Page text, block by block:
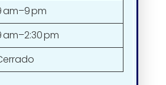
am–9 pm
am–2:30 pm